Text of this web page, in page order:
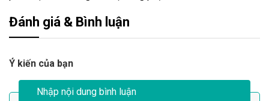
Đánh giá & Bình luận
Ý kiến của bạn
Nhập nội dung bình luận